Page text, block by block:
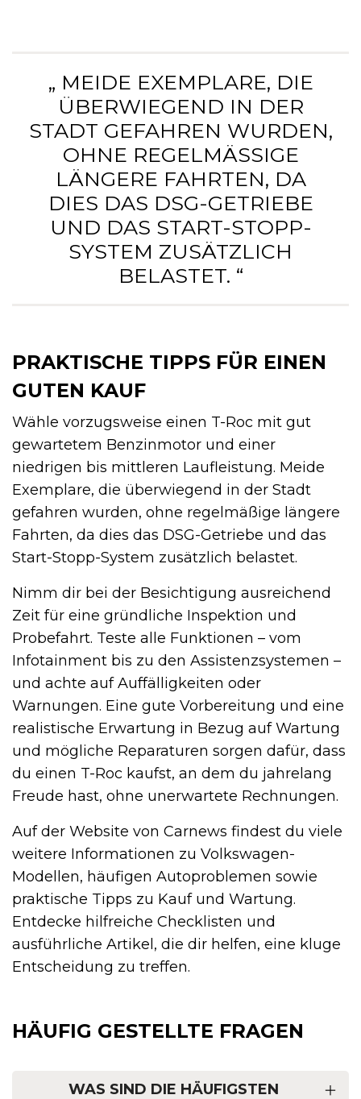
„ MEIDE EXEMPLARE, DIE
ÜBERWIEGEND IN DER
STADT GEFAHREN WURDEN,
OHNE REGELMÄSSIGE L
ÄNGERE FAHRTEN, DA D
IES DAS DSG-GETRIEBE U
ND DAS START-STOPP-S
YSTEM ZUSÄTZLICH B
ELASTET. “
PRAKTISCHE TIPPS FÜR EINEN
GUTEN KAUF
Wähle vorzugsweise einen T-Roc mit gut
gewartetem Benzinmotor und einer
niedrigen bis mittleren Laufleistung. Meide
Exemplare, die überwiegend in der Stadt
gefahren wurden, ohne regelmäßige längere
Fahrten, da dies das DSG-Getriebe und das
Start-Stopp-System zusätzlich belastet.
Nimm dir bei der Besichtigung ausreichend
Zeit für eine gründliche Inspektion und
Probefahrt. Teste alle Funktionen – vom
Infotainment bis zu den Assistenzsystemen –
und achte auf Auffälligkeiten oder
Warnungen. Eine gute Vorbereitung und eine
realistische Erwartung in Bezug auf Wartung
und mögliche Reparaturen sorgen dafür, dass
du einen T-Roc kaufst, an dem du jahrelang
Freude hast, ohne unerwartete Rechnungen.
Auf der Website von Carnews findest du viele
weitere Informationen zu Volkswagen-
Modellen, häufigen Autoproblemen sowie
praktische Tipps zu Kauf und Wartung.
Entdecke hilfreiche Checklisten und
ausführliche Artikel, die dir helfen, eine kluge
Entscheidung zu treffen.
HÄUFIG GESTELLTE FRAGEN
WAS SIND DIE HÄUFIGSTEN